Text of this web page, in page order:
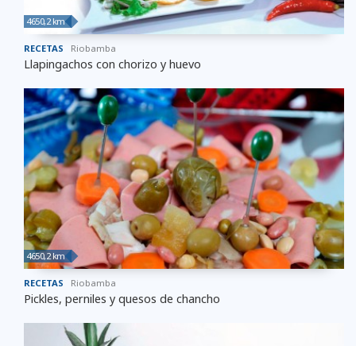
4650,2 km
RECETAS Riobamba
Llapingachos con chorizo y huevo
4650,2 km
RECETAS Riobamba
Pickles, perniles y quesos de chancho